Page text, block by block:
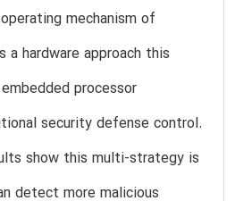
mechanism of
hardware approach this
processor
security defense control.
show this multi-strategy is
detect more malicious